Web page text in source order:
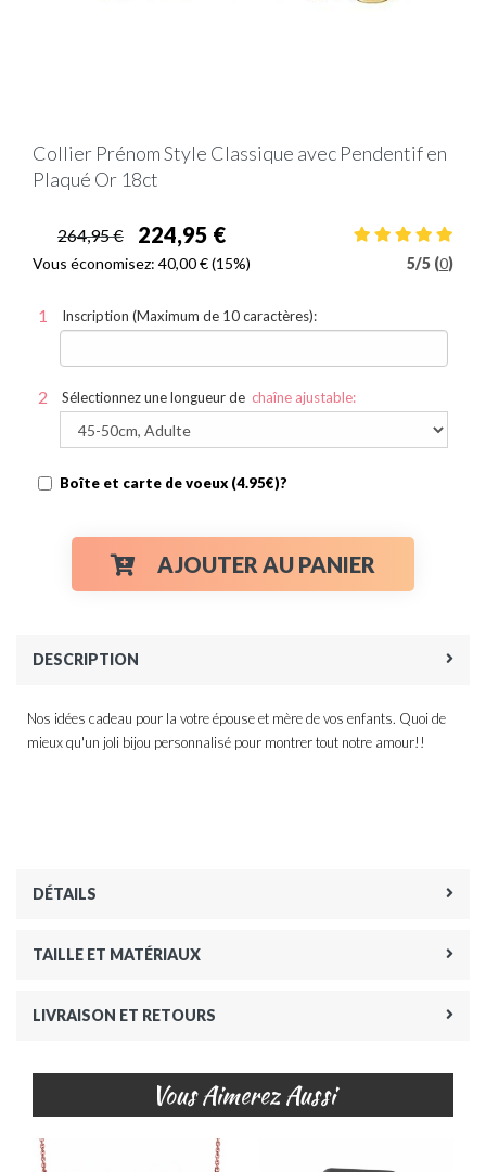
Collier Prénom Style Classique avec Pendentif en
Plaqué Or 18ct
264,95 € 224,95 €
Vous économisez: 40,00 €(15%) 5/5 (0)
Inscription (Maximum de 10 caractères):
Sélectionnez une longueur de chaîne ajustable:
Boîte et carte de voeux (4.95€)?
AJOUTER AU PANIER
DESCRIPTION
Nos idées cadeau pour la votre épouse et mère de vos enfants. Quoi de
mieux qu'un joli bijou personnalisé pour montrer tout notre amour!!
DÉTAILS
TAILLE ET MATÉRIAUX
LIVRAISON ET RETOURS
Vous Aimerez Aussi